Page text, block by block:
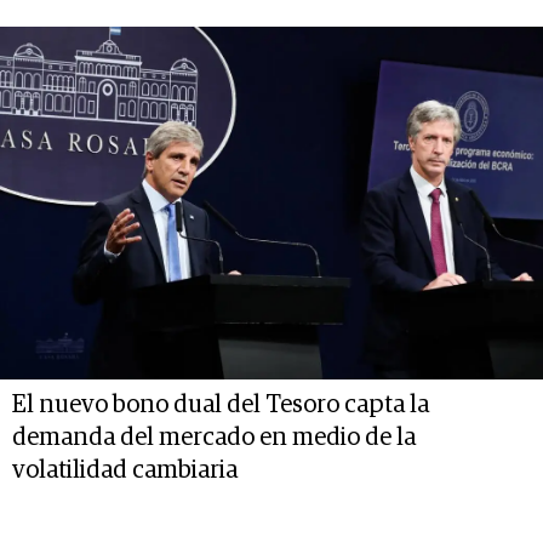
El nuevo bono dual del Tesoro capta la
demanda del mercado en medio de la
volatilidad cambiaria